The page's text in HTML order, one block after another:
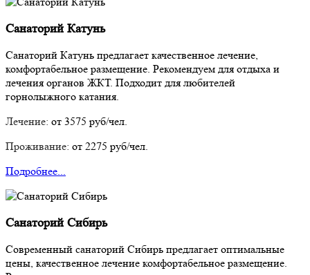
Санаторий Катунь
Санаторий Катунь предлагает качественное лечение,
комфортабельное размещение. Рекомендуем для отдыха и
лечения органов ЖКТ. Подходит для любителей
горнолыжного катания.
Лечение: от 3575 руб/чел.
Проживание: от 2275 руб/чел.
Подробнее...
Санаторий Сибирь
Современный санаторий Сибирь предлагает оптимальные
цены, качественное лечение комфортабельное размещение.